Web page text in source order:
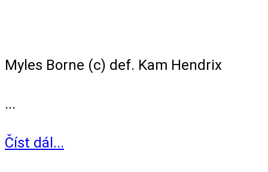
Myles Borne (c) def. Kam Hendrix
...
Číst dál...